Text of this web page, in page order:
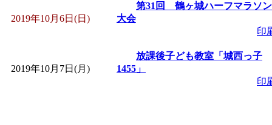
「皆鶴姫のこびる塾
」 受付期間：～
「子育て交流広場「
2019年10月6日(日)
第31回 鶴ヶ城ハーフマラソン
大会
印
2019年10月7日(月)
放課後子ども教室「城西っ子
1455」
印